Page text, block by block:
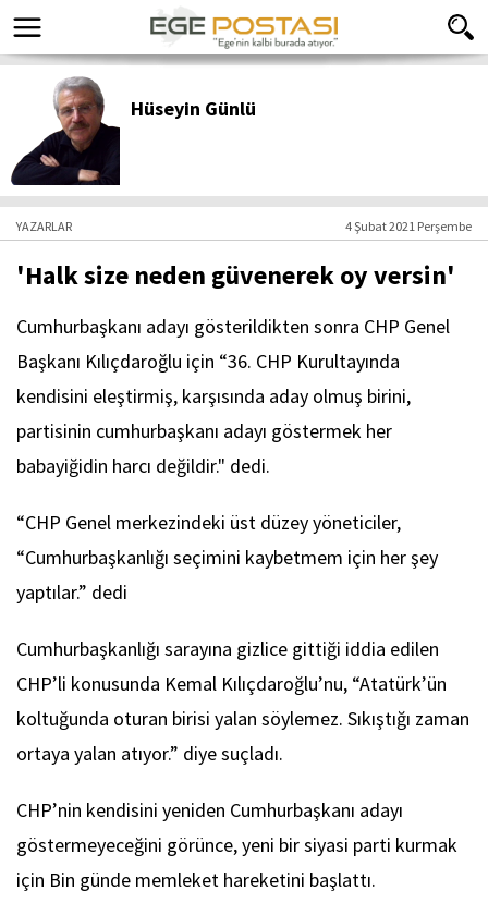
Hüseyin Günlü
YAZARLAR 4 Şubat 2021 Perşembe
'Halk size neden güvenerek oy versin'
Cumhurbaşkanı adayı gösterildikten sonra CHP Genel
Başkanı Kılıçdaroğlu için “36. CHP Kurultayında
kendisini eleştirmiş, karşısında aday olmuş birini,
partisinin cumhurbaşkanı adayı göstermek her
babayiğidin harcı değildir." dedi.
“CHP Genel merkezindeki üst düzey yöneticiler,
“Cumhurbaşkanlığı seçimini kaybetmem için her şey
yaptılar.” dedi
Cumhurbaşkanlığı sarayına gizlice gittiği iddia edilen
CHP’li konusunda Kemal Kılıçdaroğlu’nu, “Atatürk’ün
koltuğunda oturan birisi yalan söylemez. Sıkıştığı zaman
ortaya yalan atıyor.” diye suçladı.
CHP’nin kendisini yeniden Cumhurbaşkanı adayı
göstermeyeceğini görünce, yeni bir siyasi parti kurmak
için Bin günde memleket hareketini başlattı.